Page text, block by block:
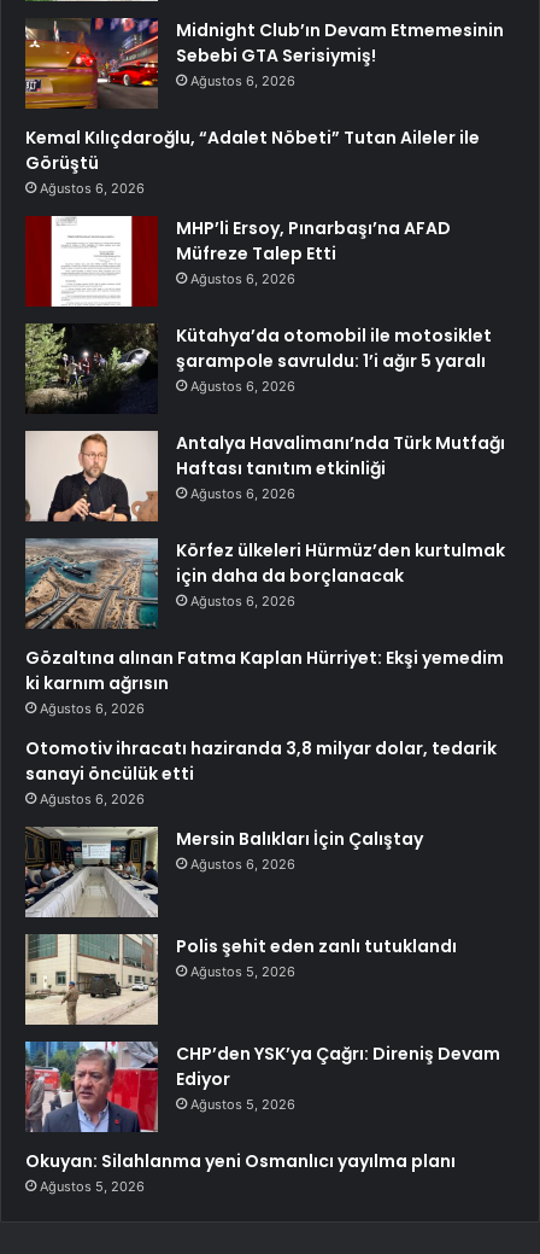
Midnight Club’ın Devam Etmemesinin
Sebebi GTA Serisiymiş!
Ağustos 6, 2026
Kemal Kılıçdaroğlu, “Adalet Nöbeti” Tutan Aileler ile
Görüştü
Ağustos 6, 2026
MHP’li Ersoy, Pınarbaşı’na AFAD
Müfreze Talep Etti
Ağustos 6, 2026
Kütahya’da otomobil ile motosiklet
şarampole savruldu: 1’i ağır 5 yaralı
Ağustos 6, 2026
Antalya Havalimanı’nda Türk Mutfağı
Haftası tanıtım etkinliği
Ağustos 6, 2026
Körfez ülkeleri Hürmüz’den kurtulmak
için daha da borçlanacak
Ağustos 6, 2026
Gözaltına alınan Fatma Kaplan Hürriyet: Ekşi yemedim
ki karnım ağrısın
Ağustos 6, 2026
Otomotiv ihracatı haziranda 3,8 milyar dolar, tedarik
sanayi öncülük etti
Ağustos 6, 2026
Mersin Balıkları İçin Çalıştay
Ağustos 6, 2026
Polis şehit eden zanlı tutuklandı
Ağustos 5, 2026
CHP’den YSK’ya Çağrı: Direniş Devam
Ediyor
Ağustos 5, 2026
Okuyan: Silahlanma yeni Osmanlıcı yayılma planı
Ağustos 5, 2026